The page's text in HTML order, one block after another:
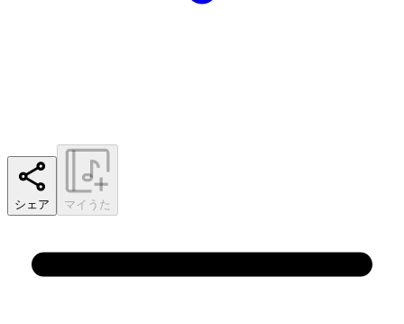
シェア マイうた